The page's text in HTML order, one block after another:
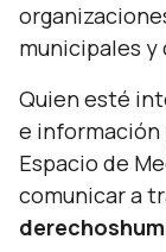
municipales y
Quien esté
e
Espacio de
comunicar a